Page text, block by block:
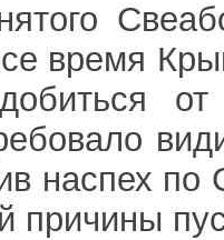
время
от
наспех
причины